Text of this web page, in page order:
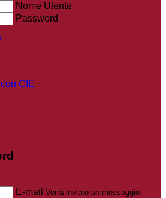
Nome Utente
Password
CIE
E-mail Verrà inviato un messaggio